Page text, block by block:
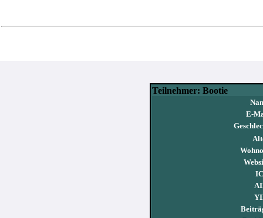
Teilnehmer: Bootie
E-